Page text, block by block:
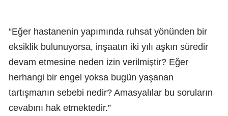
“Eğer hastanenin yapımında ruhsat yönünden bir
eksiklik bulunuyorsa, inşaatın iki yılı aşkın süredir
devam etmesine neden izin verilmiştir? Eğer
herhangi bir engel yoksa bugün yaşanan
tartışmanın sebebi nedir? Amasyalılar bu soruların
cevabını hak etmektedir.”